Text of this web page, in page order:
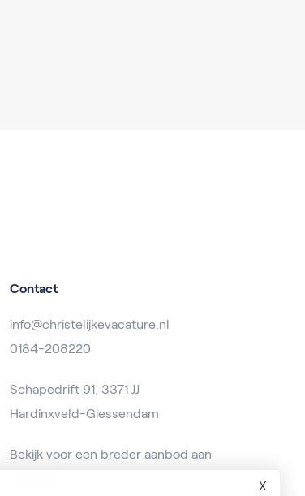
Contact
info@christelijkevacature.nl
0184-208220
Schapedrift 91, 3371 JJ
Hardinxveld-Giessendam
Bekijk voor een breder aanbod aan
X